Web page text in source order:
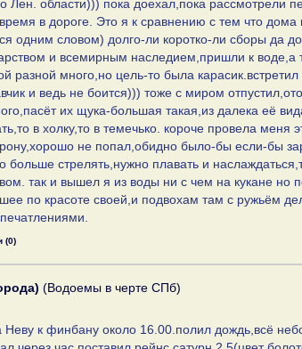
Лен. области))) пока доехал,пока рассмотрели
в дороге. Это я к сравнению с тем что
одним словом) долго-ли коротко-ли сборы да
и всемирным наследием,пришли к воде,а
разной много,но цель-то была
и ведь не боится))) тоже с миром
их щука-большая такая,из далека её
в холку,то в темечько. короче провела меня
не попал,обидно было-бы если-бы
больше стрелять,нужно плавать и
так и вышел я из воды ни с чем на кукане
по красоте своей,и подвохам там с ружьём
(0)
(Водоемы в черте СПб)
к финбану около 16.00.полил дождь,всё